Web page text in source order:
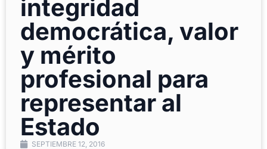
integridad
democrática, valor
y mérito
profesional para
representar al
Estado
SEPTIEMBRE 12, 2016